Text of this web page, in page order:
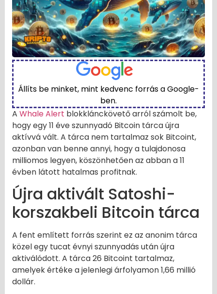
Állíts be minket, mint kedvenc forrás a Google-
ben.
A Whale Alert blokklánckövető arról számolt be,
hogy egy 11 éve szunnyadó Bitcoin tárca újra
aktívvá vált. A tárca nem tartalmaz sok Bitcoint,
azonban van benne annyi, hogy a tulajdonosa
milliomos legyen, köszönhetően az abban a 11
évben látott hatalmas profitnak.
Újra aktivált Satoshi-
korszakbeli Bitcoin tárca
A fent említett forrás szerint ez az anonim tárca
közel egy tucat évnyi szunnyadás után újra
aktiválódott. A tárca 26 Bitcoint tartalmaz,
amelyek értéke a jelenlegi árfolyamon 1,66 millió
dollár.